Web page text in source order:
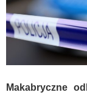
Makabryczne